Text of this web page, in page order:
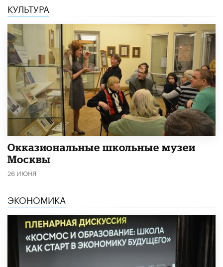
КУЛЬТУРА
​Окказиональные школьные музеи
Москвы
26 ИЮНЯ
ЭКОНОМИКА